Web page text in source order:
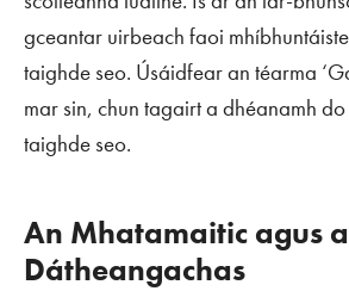
gceantar uirbeach faoi
taighde seo. Úsáidfear an téarma
mar sin, chun tagairt a dhéanamh
taighde seo.
An Mhatamaitic agus
Dátheangachas